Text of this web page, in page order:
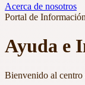
Acerca de nosotros
Portal de Información
Ayuda e
Bienvenido al